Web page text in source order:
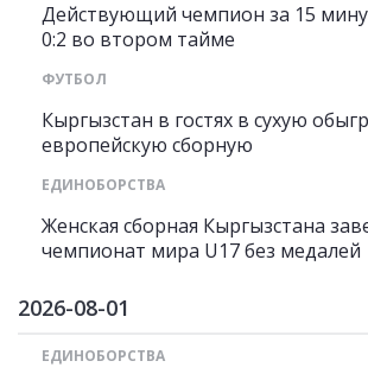
Действующий чемпион за 15
0:2 во втором тайме
ФУТБОЛ
Кыргызстан в гостях в сухую
европейскую сборную
ЕДИНОБОРСТВА
Женская сборная Кыргызстана
чемпионат мира U17 без медалей
2026-08-01
ЕДИНОБОРСТВА